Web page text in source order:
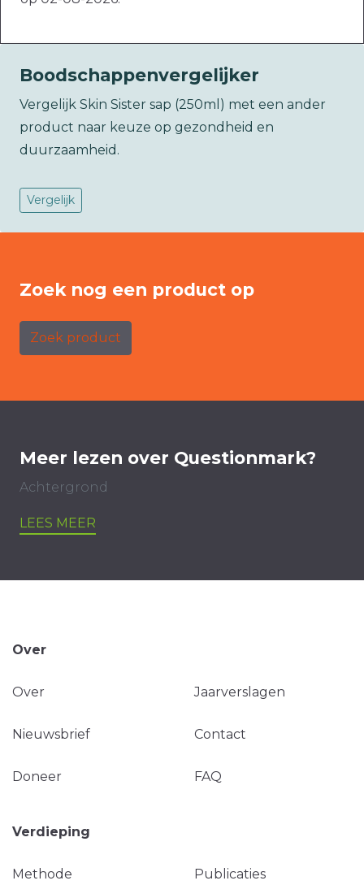
Boodschappenvergelijker
Vergelijk Skin Sister sap (250ml) met een ander
product naar keuze op gezondheid en
duurzaamheid.
Vergelijk
Zoek nog een product op
Zoek product
Meer lezen over Questionmark?
Achtergrond
LEES MEER
Over
Over Jaarverslagen
Nieuwsbrief Contact
Doneer FAQ
Verdieping
Methode Publicaties